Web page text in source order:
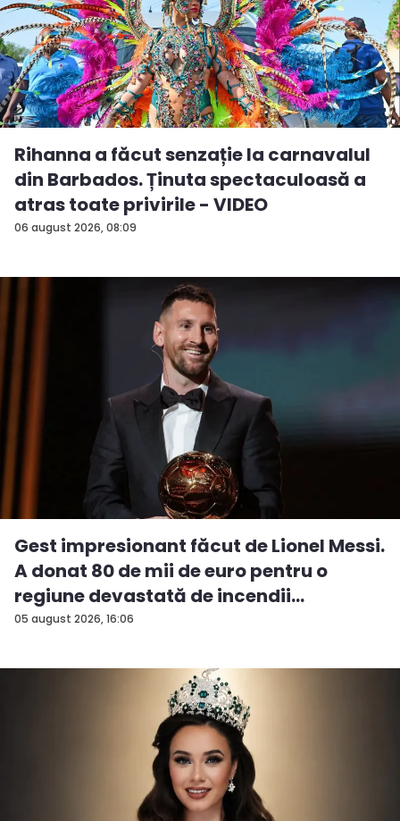
06 august 2026, 08:09
Rihanna a făcut senzație la carnavalul
din Barbados. Ținuta spectaculoasă a
atras toate privirile - VIDEO
05 august 2026, 16:06
Gest impresionant făcut de Lionel Messi.
A donat 80 de mii de euro pentru o
regiune devastată de incendii